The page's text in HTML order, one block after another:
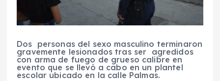
Dos personas del sexo masculino terminaron
gravemente lesionados tras ser agredidos
con arma de fuego de grueso calibre en
evento que se llevó a cabo en un plantel
escolar ubicado en la calle Palmas.